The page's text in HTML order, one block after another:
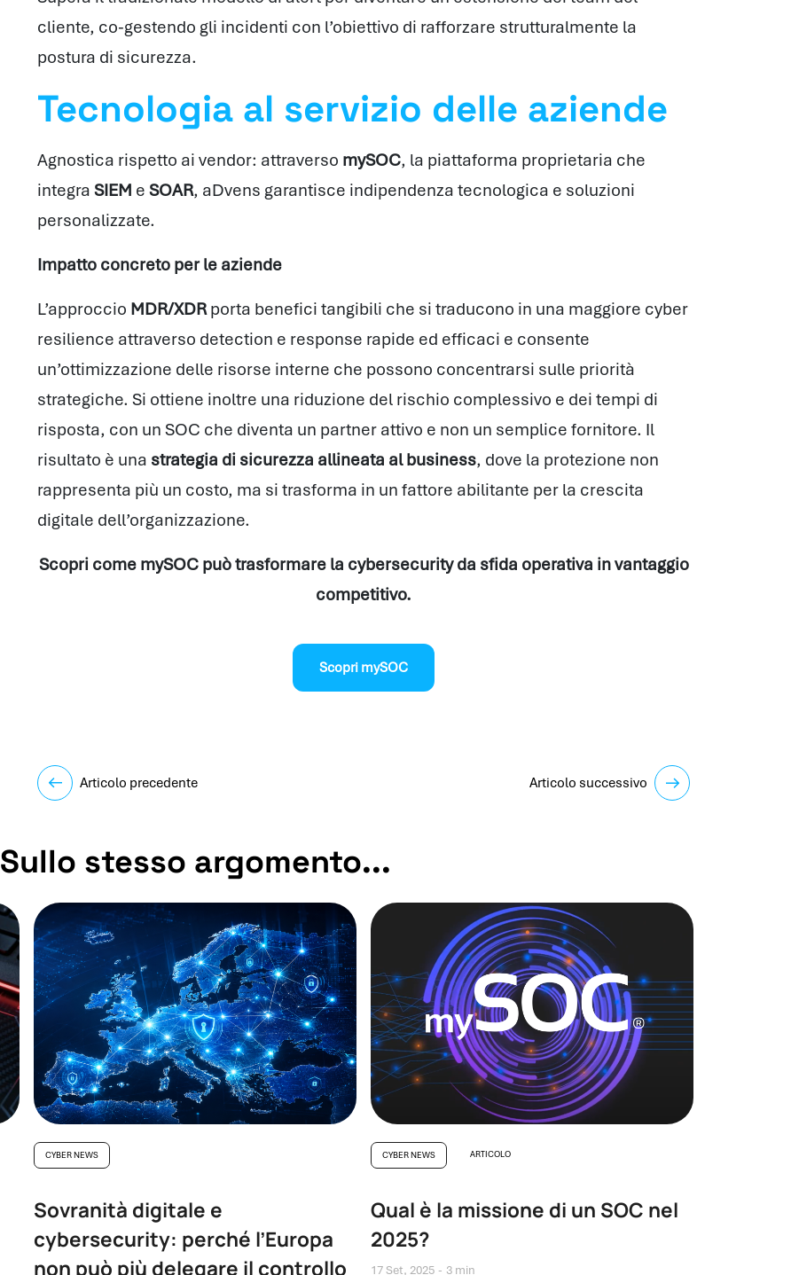
cliente, co-gestendo gli incidenti con l’obiettivo di rafforzare strutturalmente la
postura di sicurezza.
Tecnologia al servizio delle aziende
Agnostica rispetto ai vendor: attraverso mySOC, la piattaforma proprietaria che
integra SIEM e SOAR, aDvens garantisce indipendenza tecnologica e soluzioni
personalizzate.
Impatto concreto per le aziende
L’approccio MDR/XDRporta benefici tangibili che si traducono in una maggiore cyber
resilience attraverso detection e response rapide ed efficaci e consente
un’ottimizzazione delle risorse interne che possono concentrarsi sulle priorità
strategiche. Si ottiene inoltre una riduzione del rischio complessivo e dei tempi di
risposta, con un SOC che diventa un partner attivo e non un semplice fornitore. Il
risultato è una strategia di sicurezza allineata al business, dove la protezione non
rappresenta più un costo, ma si trasforma in un fattore abilitante per la crescita
digitale dell’organizzazione.
Scopri come mySOC può trasformare la cybersecurity da sfida operativa in vantaggio
competitivo.
Scopri mySOC
Articolo precedente Articolo successivo
Sullo stesso argomento...
CYBER NEWS
Sovranità digitale e
cybersecurity: perché l’Europa
non può più delegare il controllo
CYBER NEWS ARTICOLO
Qual è la missione di un SOC nel
2025?
17 Set, 2025 3 min